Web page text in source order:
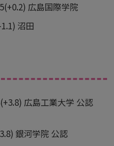
広島国際学院
沼田
広島工業大学 公認
銀河学院 公認